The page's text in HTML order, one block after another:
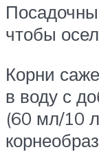
чтобы
Корни
в воду с
(60 мл/10